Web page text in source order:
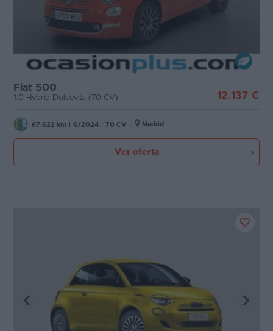
Fiat 500
1.0 Hybrid Dolcevita (70 CV) 12.137 €
67.622 km 6/2024 70 CV Madrid
Ver oferta